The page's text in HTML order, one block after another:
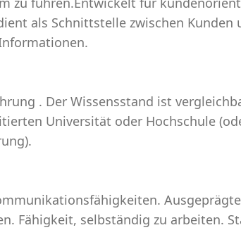
als Schnittstelle zwischen Kunden
. Der Wissensstand ist
Universität oder Hochschule
Ausgeprägte
Fähigkeit, selbständig zu arbeiten.